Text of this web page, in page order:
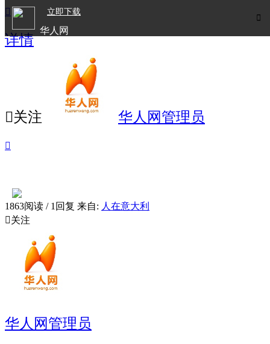

立即下载
华人网

详情
关注 华人网管理员

1863阅读 / 1回复 来自: 人在意大利
关注
华人网管理员